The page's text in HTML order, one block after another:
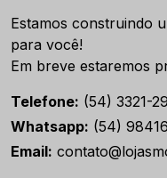
Estamos construindo
para você!
Em breve estaremos
Telefone: (54) 3321-
Whatsapp: (54)
Email: